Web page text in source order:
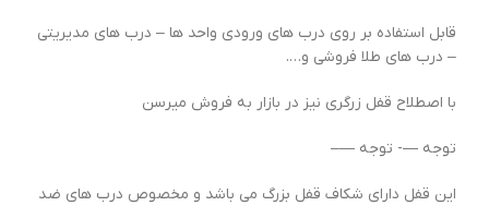
قابل استفاده بر روی درب های ورودی واحد ها – درب های مدیریتی
– درب های طلا فروشی و….
با اصطلاح قفل زرگری نیز در بازار به فروش میرسن
توجه —- توجه —–
این قفل دارای شکاف قفل بزرگ می باشد و مخصوص درب های ضد